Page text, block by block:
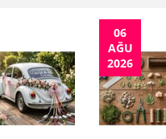
06
AĞU
2026